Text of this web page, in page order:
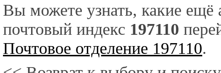
Вы можете узнать, какие ещё
почтовый индекс 197110
Почтовое отделение 197110.